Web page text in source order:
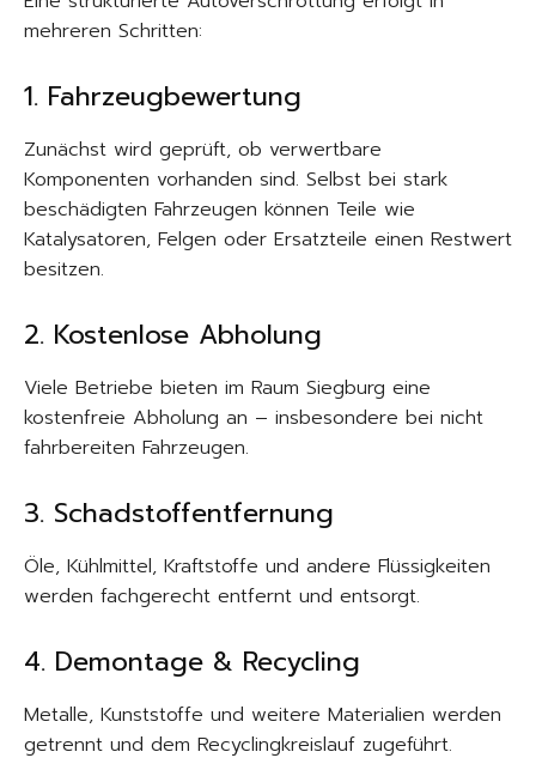
mehreren Schritten:
1. Fahrzeugbewertung
Zunächst wird geprüft, ob verwertbare
Komponenten vorhanden sind. Selbst bei stark
beschädigten Fahrzeugen können Teile wie
Katalysatoren, Felgen oder Ersatzteile einen Restwert
besitzen.
2. Kostenlose Abholung
Viele Betriebe bieten im Raum Siegburg eine
kostenfreie Abholung an – insbesondere bei nicht
fahrbereiten Fahrzeugen.
3. Schadstoffentfernung
Öle, Kühlmittel, Kraftstoffe und andere Flüssigkeiten
werden fachgerecht entfernt und entsorgt.
4. Demontage & Recycling
Metalle, Kunststoffe und weitere Materialien werden
getrennt und dem Recyclingkreislauf zugeführt.